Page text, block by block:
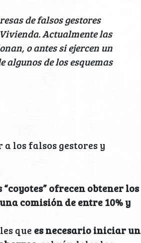
de falsos gestores
Actualmente las
o antes si ejercen un
de los esquemas
los falsos gestores y
“coyotes” ofrecen obtener los
comisión de entre 10% y
que es necesario iniciar un